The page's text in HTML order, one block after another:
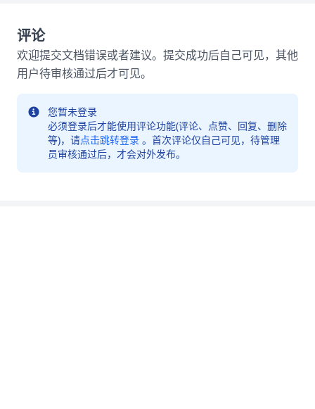
评论
欢迎提交文档错误或者建议。提交成功后自己可见，其他
用户待审核通过后才可见。
您暂未登录
必须登录后才能使用评论功能(评论、点赞、回复、删除
等)，请点击跳转登录 。首次评论仅自己可见，待管理
员审核通过后，才会对外发布。